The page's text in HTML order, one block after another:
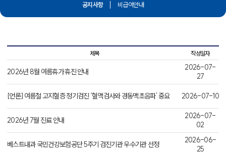
공지사항 비급여안내
제목 작성일자
2026년 8월 여름휴가 휴진 안내
2026-07-
27
[언론] 여름철 고지혈증 정기검진 ‘혈액검사와 경동맥초음파’ 중요 2026-07-10
2026년 7월 진료 안내
2026-07-
02
베스트내과 국민건강보험공단 5주기 검진기관 우수기관 선정
2026-06-
25